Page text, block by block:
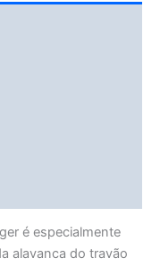
é especialmente
alavanca do travão